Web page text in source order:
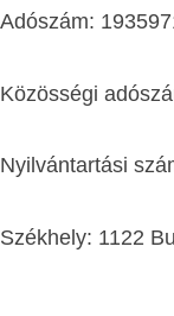
Adószám:
Közösségi
Nyilvántartási
Székhely: 1122